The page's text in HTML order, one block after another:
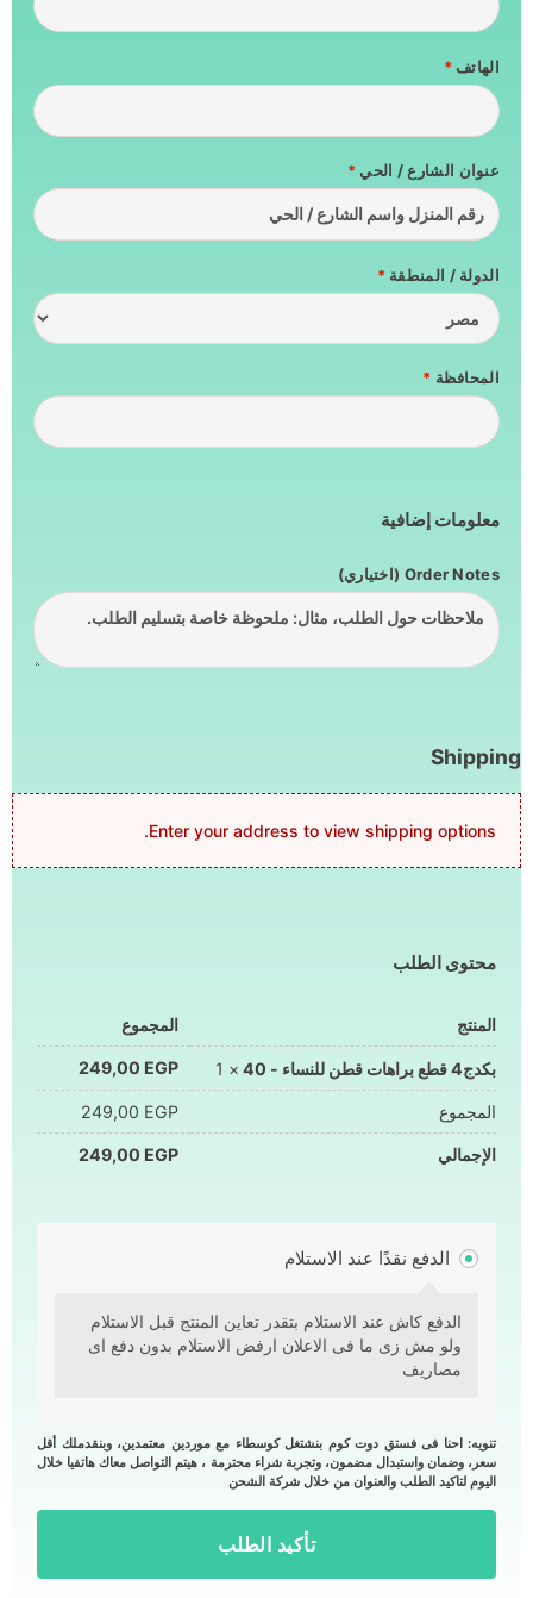
الهاتف *
عنوان الشارع / الحي *
الدولة / المنطقة *
المحافظة *
معلومات إضافية
Order Notes (اختياري)
Shipping
Enter your address to view shipping options.
محتوى الطلب
المنتج المجموع
بكدج4 قطع براهات قطن للنساء - 40 × 1
249,00 EGP
المجموع 249,00 EGP
الإجمالي 249,00 EGP
الدفع نقدًا عند الاستلام
الدفع كاش عند الاستلام بتقدر تعاين المنتج قبل الاستلام
ولو مش زى ما فى الاعلان ارفض الاستلام بدون دفع اى
مصاريف
تنويه: احنا فى فستق دوت كوم بنشتغل كوسطاء مع موردين معتمدين، وبنقدملك أقل
سعر، وضمان واستبدال مضمون، وتجربة شراء محترمة ، هيتم التواصل معاك هاتفيا خلال
اليوم لتاكيد الطلب والعنوان من خلال شركة الشحن
تأكيد الطلب